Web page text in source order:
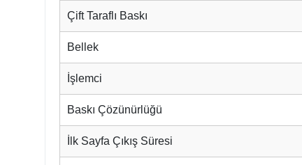
Çift Taraflı Baskı
Bellek
İşlemci
Baskı Çözünürlüğü
İlk Sayfa Çıkış Süresi